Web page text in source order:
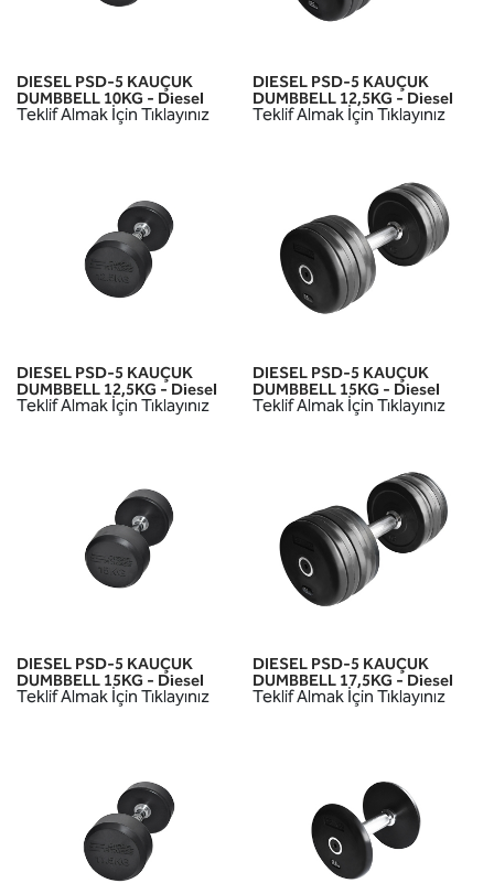
DIESEL PSD-5 KAUÇUK
DUMBBELL 10KG - Diesel
Teklif Almak İçin Tıklayınız
DIESEL PSD-5 KAUÇUK
DUMBBELL 12,5KG - Diesel
Teklif Almak İçin Tıklayınız
DIESEL PSD-5 KAUÇUK
DUMBBELL 12,5KG - Diesel
Teklif Almak İçin Tıklayınız
DIESEL PSD-5 KAUÇUK
DUMBBELL 15KG - Diesel
Teklif Almak İçin Tıklayınız
DIESEL PSD-5 KAUÇUK
DUMBBELL 15KG - Diesel
Teklif Almak İçin Tıklayınız
DIESEL PSD-5 KAUÇUK
DUMBBELL 17,5KG - Diesel
Teklif Almak İçin Tıklayınız